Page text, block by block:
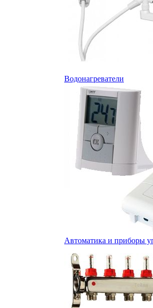
Водонагреватели
Автоматика и приборы